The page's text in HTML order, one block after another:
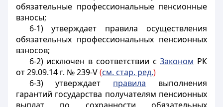
обязательные профессиональные пенсионные
взносы;
6-1) утверждает правила осуществления
обязательных профессиональных пенсионных
взносов;
6-2) исключен в соответствии сЗаконом РК
от 29.09.14 г. № 239-V(см. стар. ред.)
6-3) утверждает правила выполнения
гарантий государства получателям пенсионных